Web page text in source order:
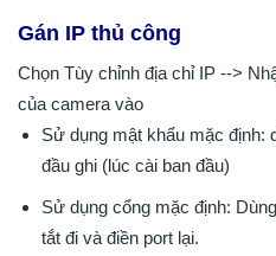
Gán IP thủ công
Chọn Tùy chỉnh địa chỉ IP -->
của camera vào
Sử dụng mật khẩu mặc định:
đầu ghi (lúc cài ban đầu)
Sử dụng cổng mặc định:
tắt đi và điền port lại.